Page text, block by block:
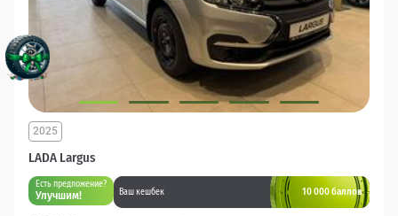
LADA Largus
2025
Есть предложение?
Улучшим! Ваш кешбек 10 000 баллов